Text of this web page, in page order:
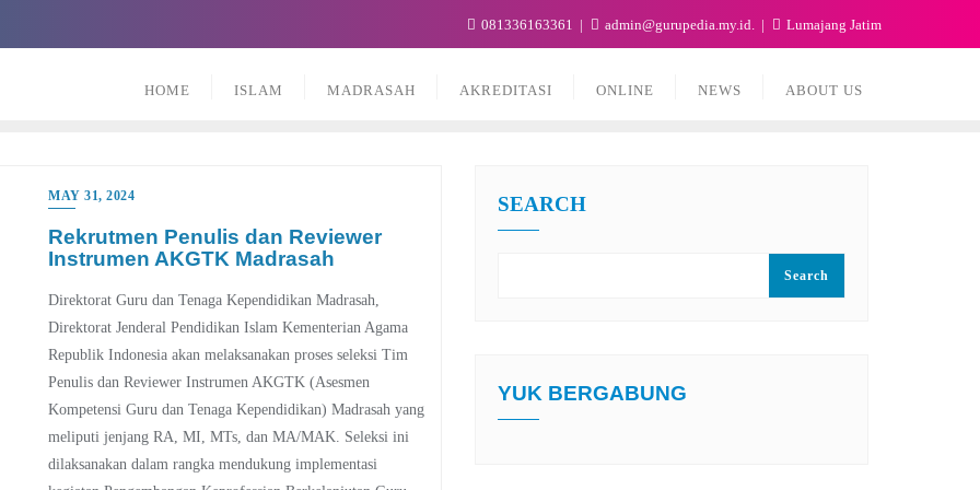
081336163361 admin@gurupedia.my.id. Lumajang Jatim
HOME ISLAM MADRASAH AKREDITASI ONLINE NEWS ABOUT US
MAY 31, 2024
Rekrutmen Penulis dan Reviewer
Instrumen AKGTK Madrasah
Direktorat Guru dan Tenaga Kependidikan Madrasah,
Direktorat Jenderal Pendidikan Islam Kementerian Agama
Republik Indonesia akan melaksanakan proses seleksi Tim
Penulis dan Reviewer Instrumen AKGTK (Asesmen
Kompetensi Guru dan Tenaga Kependidikan) Madrasah yang
meliputi jenjang RA, MI, MTs, dan MA/MAK. Seleksi ini
dilaksanakan dalam rangka mendukung implementasi
SEARCH
Search
YUK BERGABUNG